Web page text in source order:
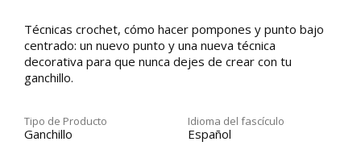
Técnicas crochet, cómo hacer pompones y punto bajo
centrado: un nuevo punto y una nueva técnica
decorativa para que nunca dejes de crear con tu
ganchillo.
Tipo de Producto
Ganchillo
Idioma del fascículo
Español